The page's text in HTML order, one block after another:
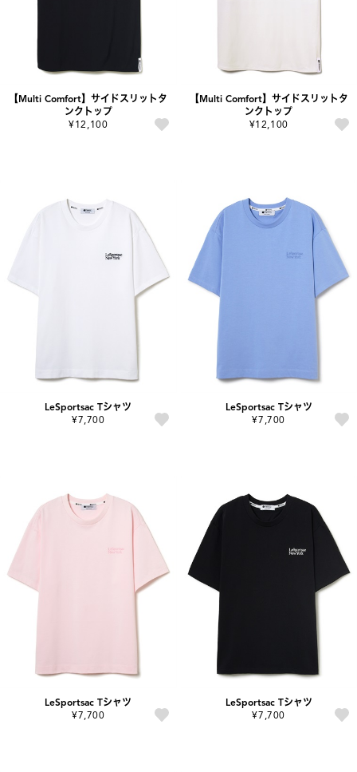
【Multi Comfort】サイドスリットタ
ンクトップ
¥12,100
【Multi Comfort】サイドスリットタ
ンクトップ
¥12,100
LeSportsac Tシャツ
¥7,700
LeSportsac Tシャツ
¥7,700
LeSportsac Tシャツ
¥7,700
LeSportsac Tシャツ
¥7,700